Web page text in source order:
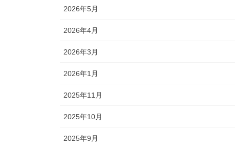
2026年5月
2026年4月
2026年3月
2026年1月
2025年11月
2025年10月
2025年9月